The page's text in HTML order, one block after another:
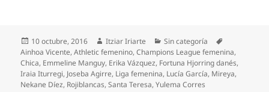
Publicado
el
10 octubre, 2016 Autor
Itziar Iriarte Categorías
Sin categoría
Ainhoa Vicente,Athletic femenino,Champions League femenina,
Chica, Emmeline Manguy, Erika Vázquez, Fortuna Hjorring danés,
Iraia Iturregi, Joseba Agirre, Liga femenina, Lucía García, Mireya,
Nekane Díez, Rojiblancas,Santa Teresa,Yulema Corres